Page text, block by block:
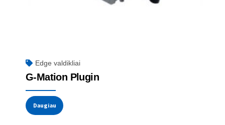
Edge valdikliai
G-Mation Plugin
Daugiau